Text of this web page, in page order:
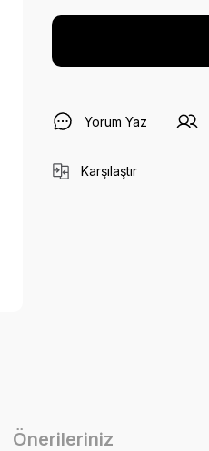
Yorum Yaz
Karşılaştır
Önerileriniz